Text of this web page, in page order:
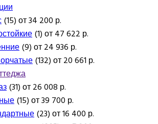
(15) от 34 200 р.
(1) от 47 622 р.
(9) от 24 936 р.
(132) от 20 661 р.
(31) от 26 008 р.
(15) от 39 700 р.
(23) от 16 400 р.